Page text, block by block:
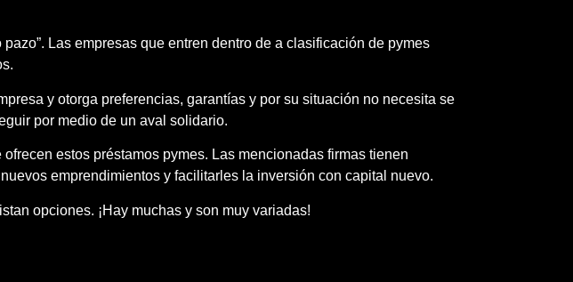
Las empresas que entren dentro de a clasificación de pymes
y otorga preferencias, garantías y por su situación no necesita se
por medio de un aval solidario.
estos préstamos pymes. Las mencionadas firmas tienen
emprendimientos y facilitarles la inversión con capital nuevo.
opciones. ¡Hay muchas y son muy variadas!